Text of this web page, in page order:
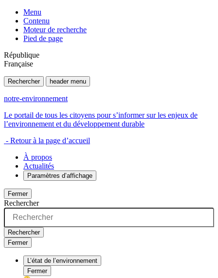
Menu
Contenu
Moteur de recherche
Pied de page
République
Française
Rechercher header menu
notre-environnement
Le portail de tous les citoyens pour s’informer sur les enjeux de
l’environnement et du développement durable
- Retour à la page d’accueil
À propos
Actualités
Paramètres d’affichage
Fermer
Rechercher
Rechercher
Fermer
L’état de l’environnement
Fermer